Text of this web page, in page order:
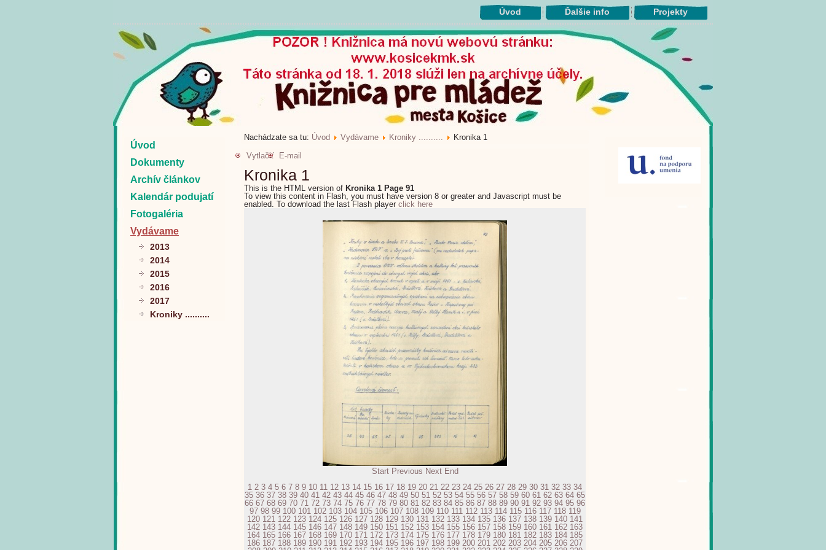
Úvod Ďalšie info Projekty
Úvod
Dokumenty
Archív článkov
Kalendár podujatí
Fotogaléria
Vydávame
2013
2014
2015
2016
2017
Kroniky ..........
Nachádzate sa tu: Úvod Vydávame Kroniky ..........
Kronika 1
Vytlačiť
E-mail
Kronika 1
This is the HTML version of Kronika 1 Page 91
To view this content in Flash, you must have version 8 or greater and Javascript must be
enabled. To download the last Flash player click here
Start Previous Next End
1 2 3 4 5 6 7 8 9 10 11 12 13 14 15 16 17 18 19 20 21 22 23 24 25 26 27 28 29 30 31 32 33 34
35 36 37 38 39 40 41 42 43 44 45 46 47 48 49 50 51 52 53 54 55 56 57 58 59 60 61 62 63 64 65
66 67 68 69 70 71 72 73 74 75 76 77 78 79 80 81 82 83 84 85 86 87 88 89 90 91 92 93 94 95 96
97 98 99 100 101 102 103 104 105 106 107 108 109 110 111 112 113 114 115 116 117 118 119
120 121 122 123 124 125 126 127 128 129 130 131 132 133 134 135 136 137 138 139 140 141
142 143 144 145 146 147 148 149 150 151 152 153 154 155 156 157 158 159 160 161 162 163
164 165 166 167 168 169 170 171 172 173 174 175 176 177 178 179 180 181 182 183 184 185
186 187 188 189 190 191 192 193 194 195 196 197 198 199 200 201 202 203 204 205 206 207